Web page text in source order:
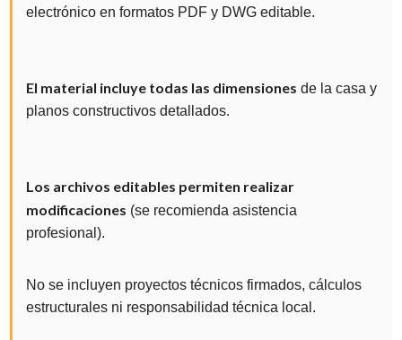
electrónico en formatos PDF y DWG editable.
El material incluye todas las dimensiones de la casa y
planos constructivos detallados.
Los archivos editables permiten realizar
modificaciones (se recomienda asistencia
profesional).
No se incluyen proyectos técnicos firmados, cálculos
estructurales ni responsabilidad técnica local.